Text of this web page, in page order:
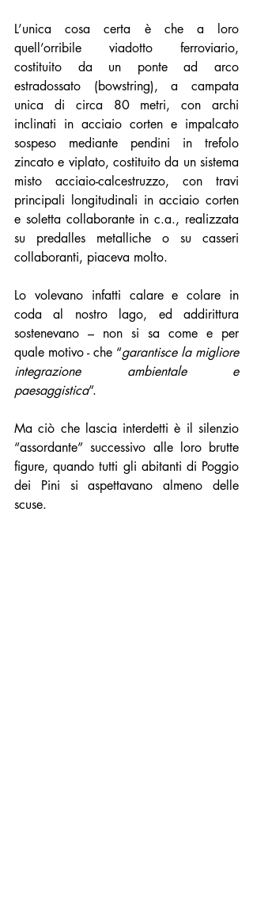
L’unica cosa certa è che a loro
quell’orribile viadotto ferroviario,
costituito da un ponte ad arco
estradossato (bowstring), a campata
unica di circa 80 metri, con archi
inclinati in acciaio corten e impalcato
sospeso mediante pendini in trefolo
zincato e viplato, costituito da un sistema
misto acciaio-calcestruzzo, con travi
principali longitudinali in acciaio corten
e soletta collaborante in c.a., realizzata
su predalles metalliche o su casseri
collaboranti, piaceva molto.
Lo volevano infatti calare e colare in
coda al nostro lago, ed addirittura
sostenevano – non si sa come e per
quale motivo - che “garantisce la migliore
integrazione ambientale e
paesaggistica”.
Ma ciò che lascia interdetti è il silenzio
“assordante” successivo alle loro brutte
figure, quando tutti gli abitanti di Poggio
dei Pini si aspettavano almeno delle
scuse.